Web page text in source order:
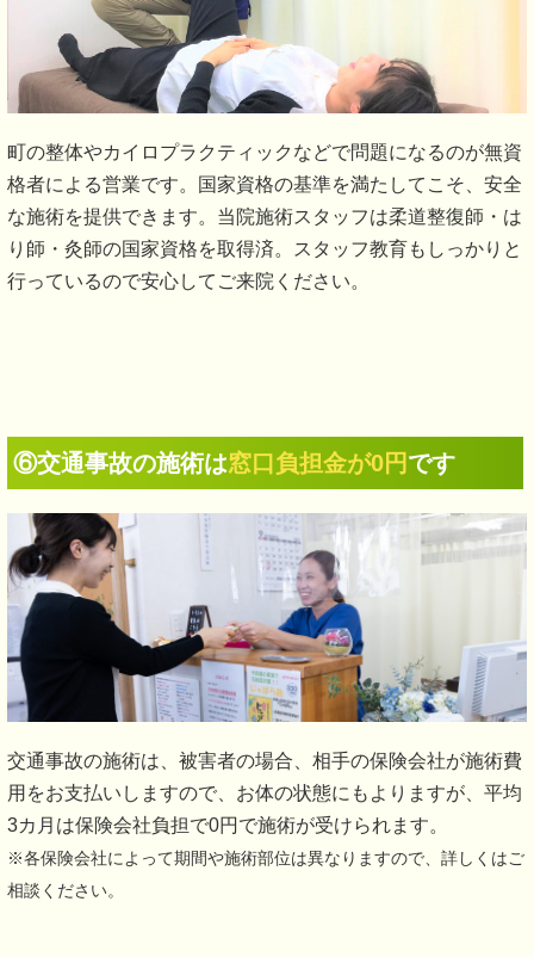
町の整体やカイロプラクティックなどで問題になるのが無資
格者による営業です。国家資格の基準を満たしてこそ、安全
な施術を提供できます。当院施術スタッフは柔道整復師・は
り師・灸師の国家資格を取得済。スタッフ教育もしっかりと
行っているので安心してご来院ください。
⑥交通事故の施術は窓口負担金が0円です
交通事故の施術は、被害者の場合、相手の保険会社が施術費
用をお支払いしますので、お体の状態にもよりますが、平均
3カ月は保険会社負担で0円で施術が受けられます。
※各保険会社によって期間や施術部位は異なりますので、詳しくはご
相談ください。